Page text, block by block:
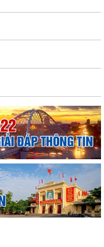
Công ty phát triển đô
UBND xã Thượng Hồng
sắp xếp, tổ chức lại các
về nội quy tiếp công dân